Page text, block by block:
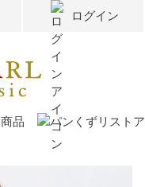
ログイン
商品